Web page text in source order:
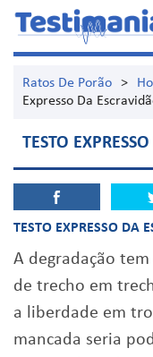
Ratos De Porão >
Expresso Da
TESTO
TESTO EXPRESSO DA
A degradação
de trecho em
a liberdade em
mancada seria